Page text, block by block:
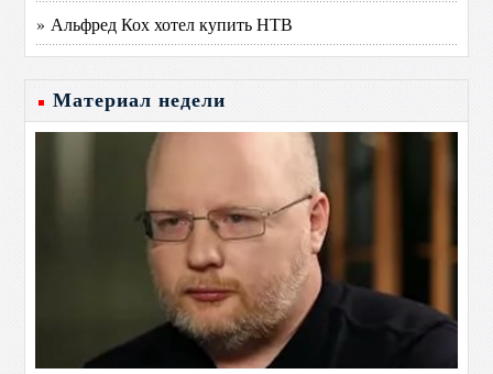
» Альфред Кох хотел купить НТВ
Материал недели